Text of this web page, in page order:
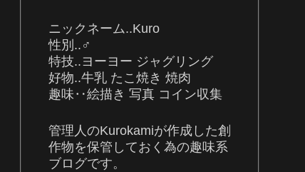
ニックネーム..Kuro
性別..♂
特技..ヨーヨー ジャグリング
好物..牛乳 たこ焼き 焼肉
趣味‥絵描き 写真 コイン収集
管理人のKurokamiが作成した創
作物を保管しておく為の趣味系
ブログです。